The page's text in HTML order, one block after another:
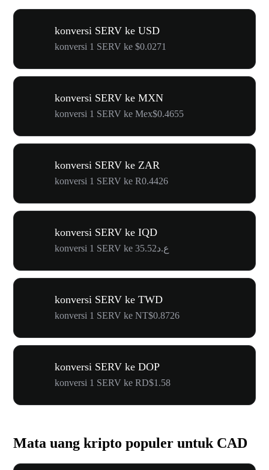
konversi SERV ke USD
konversi 1 SERV ke $0.0271
konversi SERV ke MXN
konversi 1 SERV ke Mex$0.4655
konversi SERV ke ZAR
konversi 1 SERV ke R0.4426
konversi SERV ke IQD
konversi 1 SERV ke ع.د35.52
konversi SERV ke TWD
konversi 1 SERV ke NT$0.8726
konversi SERV ke DOP
konversi 1 SERV ke RD$1.58
Mata uang kripto populer untuk CAD